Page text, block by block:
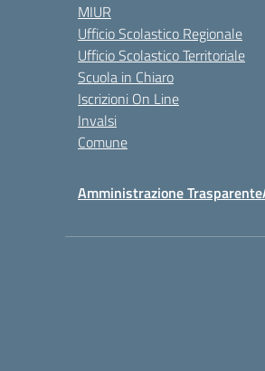
MIUR
Ufficio Scolastico Regionale
Ufficio Scolastico Territoriale
Scuola in Chiaro
Iscrizioni On Line
Invalsi
Comune
Amministrazione Trasparente